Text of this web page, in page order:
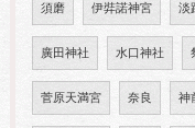
須磨 伊弉諾神宮 淡
廣田神社 水口神社
菅原天満宮 奈良 神